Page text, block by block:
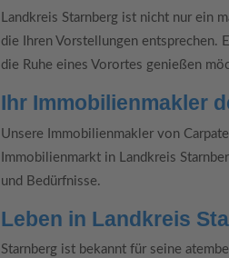
Landkreis Starnberg ist nicht nur ein
die Ihren Vorstellungen entsprechen.
die Ruhe eines Vorortes genießen
Ihr Immobilienmakler
Unsere Immobilienmakler von
Immobilienmarkt in Landkreis
und Bedürfnisse.
Leben in Landkreis
Starnberg ist bekannt für seine